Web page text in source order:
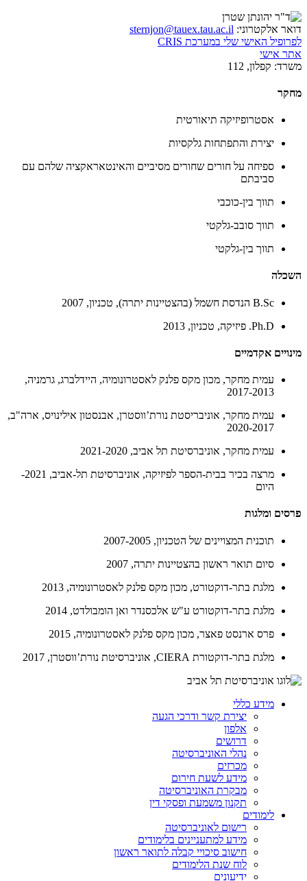
דואר אלקטרוני: sternjon@tauex.tau.ac.il
לפרופיל האישי שלי במערכת CRIS
אתר אישי
משרד: קפלון, 112
מחקר
אסטרופיזיקה תיאורטית
יצירת והתפתחות גלקסיות
ספיחה על חורים שחורים מסיביים והאינטאראקציה שלהם עם
סביבתם
תווך בין-כוכבי
תווך סובב-גלקטי
תווך בין-גלקטי
השכלה
B.Sc הנדסת חשמל (בהצטיינות יתרה), טכניון, 2007
Ph.D. פיזיקה, טכניון, 2013
מינויים אקדמיים
עמית מחקר, מכון מקס פלנק לאסטרונומיה, היידלברג, גרמניה,
2017-2013
עמית מחקר, אוניבריסטת נורת’ווסטרן, אבנסטון אילינויס, ארה"ב,
2020-2017
עמית מחקר, אוניברסיטת תל אביב, 2021-2020
מרצה בכיר בבית-הספר לפיזיקה, אוניברסיטת תל-אביב, 2021-
היום
פרסים ומלגות
תוכנית המצויינים של הטכניון, 2007-2005
סיום תואר ראשון בהצטיינות יתרה, 2007
מלגת בתר-דוקטורט, מכון מקס פלנק לאסטרונומיה, 2013
מלגת בתר-דוקטורט ע"ש אלכסנדר ואן הומבולדט, 2014
פרס ארנסט פאצר, מכון מקס פלנק לאסטרונומיה, 2015
מלגת בתר-דוקטורת CIERA, אוניברסיטת נורת’ווסטרן, 2017
מידע כללי
יצירת קשר ודרכי הגעה
אלפון
דרושים
נהלי האוניברסיטה
מכרזים
מידע לשעת חירום
מבקרת האוניברסיטה
תקנון משמעת ופסקי דין
לימודים
רישום לאוניברסיטה
מידע למתעניינים בלימודים
חישוב סיכויי קבלה לתואר ראשון
לוח שנת הלימודים
ידיעונים